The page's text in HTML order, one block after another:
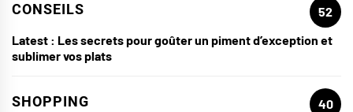
CONSEILS
52
Latest : Les secrets pour goûter un piment d’exception et
sublimer vos plats
SHOPPING
40